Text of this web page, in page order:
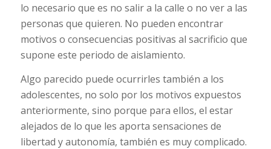
lo necesario que es no salir a la calle o no ver a las
personas que quieren. No pueden encontrar
motivos o consecuencias positivas al sacrificio que
supone este periodo de aislamiento.
Algo parecido puede ocurrirles también a los
adolescentes, no solo por los motivos expuestos
anteriormente, sino porque para ellos, el estar
alejados de lo que les aporta sensaciones de
libertad y autonomía, también es muy complicado.